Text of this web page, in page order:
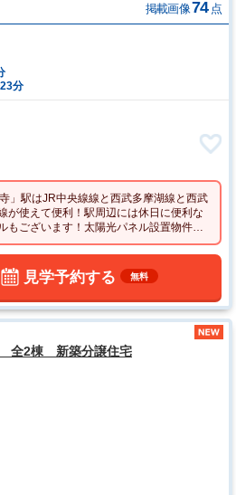
掲載画像74 点
分
」駅はJR中央線線と西武多摩湖線と西武
が使えて便利！駅周辺には休日に便利な
もございます！太陽光パネル設置物件で
せください。
見学予約する 無料
全2棟 新築分譲住宅